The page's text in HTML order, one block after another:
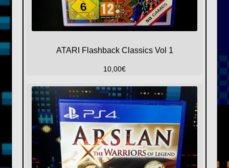
ATARI Flashback Classics Vol 1
10,00€